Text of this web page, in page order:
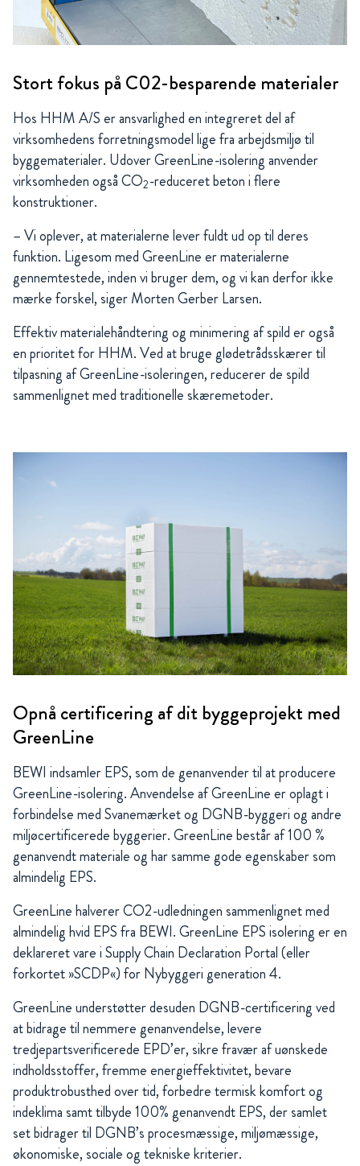
Stort fokus på C02-besparende materialer
Hos HHM A/S er ansvarlighed en integreret del af
virksomhedens forretningsmodel lige fra arbejdsmiljø til
byggematerialer. Udover GreenLine-isolering anvender
virksomheden også CO2-reduceret beton i flere
konstruktioner.
– Vi oplever, at materialerne lever fuldt ud op til deres
funktion. Ligesom med GreenLine er materialerne
gennemtestede, inden vi bruger dem, og vi kan derfor ikke
mærke forskel, siger Morten Gerber Larsen.
Effektiv materialehåndtering og minimering af spild er også
en prioritet for HHM. Ved at bruge glødetrådsskærer til
tilpasning af GreenLine-isoleringen, reducerer de spild
sammenlignet med traditionelle skæremetoder.
Opnå certificering af dit byggeprojekt med
GreenLine
BEWI indsamler EPS, som de genanvender til at producere
GreenLine-isolering. Anvendelse af GreenLine er oplagt i
forbindelse med Svanemærket og DGNB-byggeri og andre
miljøcertificerede byggerier. GreenLine består af 100 %
genanvendt materiale og har samme gode egenskaber som
almindelig EPS.
GreenLine halverer CO2-udledningen sammenlignet med
almindelig hvid EPS fra BEWI. GreenLine EPS isolering er en
deklareret vare i Supply Chain Declaration Portal (eller
forkortet »SCDP«) for Nybyggeri generation 4.
GreenLine understøtter desuden DGNB-certificering ved
at bidrage til nemmere genanvendelse, levere
tredjepartsverificerede EPD’er, sikre fravær af uønskede
indholdsstoffer, fremme energieffektivitet, bevare
produktrobusthed over tid, forbedre termisk komfort og
indeklima samt tilbyde 100% genanvendt EPS, der samlet
set bidrager til DGNB’s procesmæssige, miljømæssige,
økonomiske, sociale og tekniske kriterier.